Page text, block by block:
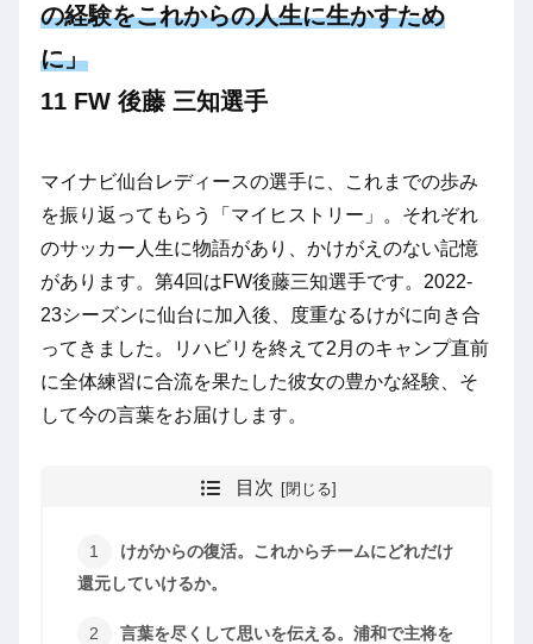
の経験をこれからの人生に生かすため
に」
11 FW 後藤 三知選手
マイナビ仙台レディースの選手に、これまでの歩み
を振り返ってもらう「マイヒストリー」。それぞれ
のサッカー人生に物語があり、かけがえのない記憶
があります。第4回はFW後藤三知選手です。2022-
23シーズンに仙台に加入後、度重なるけがに向き合
ってきました。リハビリを終えて2月のキャンプ直前
に全体練習に合流を果たした彼女の豊かな経験、そ
して今の言葉をお届けします。
目次
けがからの復活。これからチームにどれだけ
還元していけるか。
言葉を尽くして思いを伝える。浦和で主将を